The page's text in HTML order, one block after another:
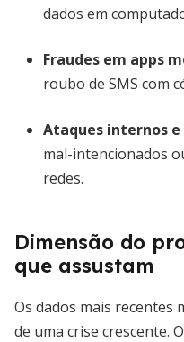
dados em
Fraudes em apps
roubo de SMS com
Ataques internos
mal-intencionados
redes.
Dimensão do
que assustam
Os dados mais recentes
de uma crise crescente.